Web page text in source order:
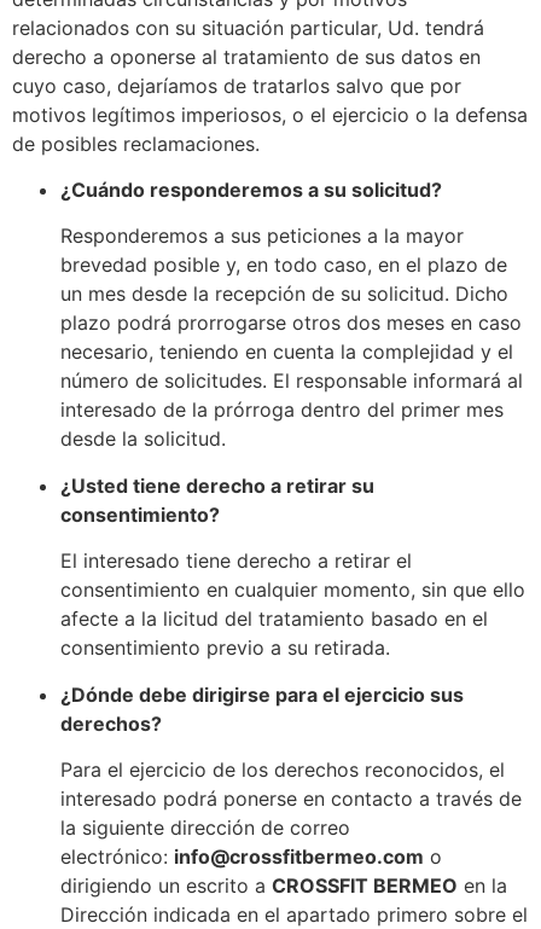
relacionados con su situación particular, Ud. tendrá
derecho a oponerse al tratamiento de sus datos en
cuyo caso, dejaríamos de tratarlos salvo que por
motivos legítimos imperiosos, o el ejercicio o la defensa
de posibles reclamaciones.
¿Cuándo responderemos a su solicitud?
Responderemos a sus peticiones a la mayor
brevedad posible y, en todo caso, en el plazo de
un mes desde la recepción de su solicitud. Dicho
plazo podrá prorrogarse otros dos meses en caso
necesario, teniendo en cuenta la complejidad y el
número de solicitudes. El responsable informará al
interesado de la prórroga dentro del primer mes
desde la solicitud.
¿Usted tiene derecho a retirar su
consentimiento?
El interesado tiene derecho a retirar el
consentimiento en cualquier momento, sin que ello
afecte a la licitud del tratamiento basado en el
consentimiento previo a su retirada.
¿Dónde debe dirigirse para el ejercicio sus
derechos?
Para el ejercicio de los derechos reconocidos, el
interesado podrá ponerse en contacto a través de
la siguiente dirección de correo
electrónico: info@crossfitbermeo.com o
dirigiendo un escrito a CROSSFIT BERMEO en la
Dirección indicada en el apartado primero sobre el